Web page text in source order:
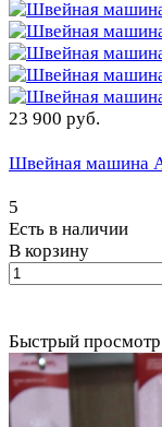
23 900 руб.
Швейная машина
5
Есть в наличии
В корзину
Быстрый просмотр